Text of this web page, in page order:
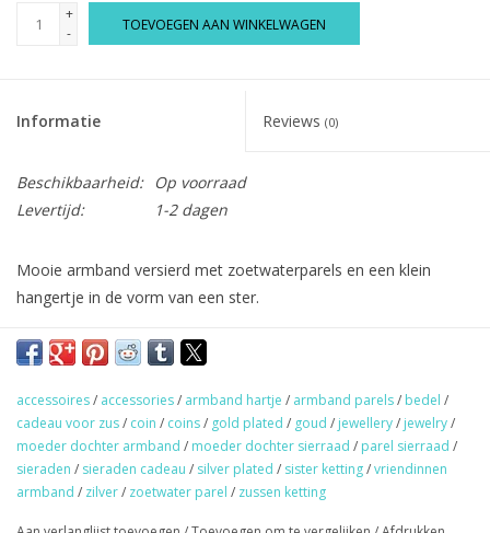
+
-
TOEVOEGEN AAN WINKELWAGEN
Informatie Reviews (0)
Beschikbaarheid:
Op voorraad
Levertijd:
1-2 dagen
Mooie armband versierd met zoetwaterparels en een klein
hangertje in de vorm van een ster.
★GRATISverzending vanaf €50,- (NL)
★ Sieraden & haaraccessoires verzending €1,95 (NL)
★ Werkdagen voor 17:00 uur besteld = zelfde dag verzonden
★ Veilig en snel betalen
accessoires/ accessories/ armband hartje / armband parels/ bedel /
cadeau voor zus/ coin / coins/ gold plated / goud / jewellery/ jewelry/
moeder dochter armband / moeder dochter sierraad / parel sierraad /
sieraden / sieraden cadeau / silver plated / sister ketting/vriendinnen
armband / zilver/ zoetwater parel / zussen ketting